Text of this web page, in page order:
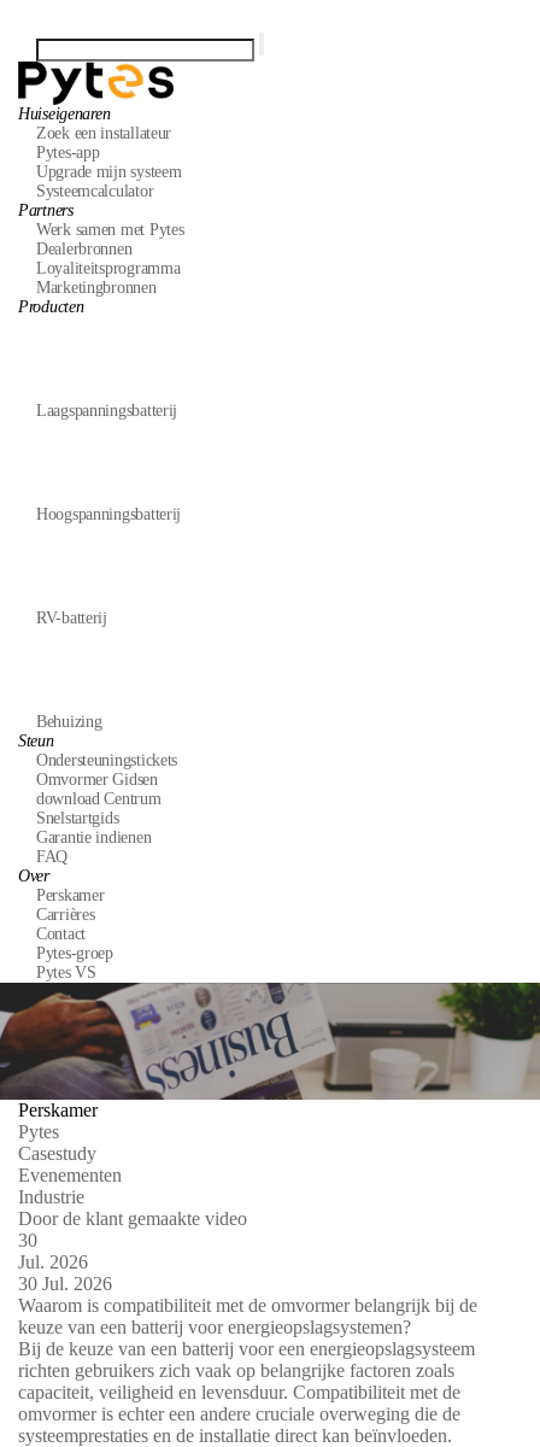
Huiseigenaren
Zoek een installateur
Pytes-app
Upgrade mijn systeem
Systeemcalculator
Partners
Werk samen met Pytes
Dealerbronnen
Loyaliteitsprogramma
Marketingbronnen
Producten
Laagspanningsbatterij
Hoogspanningsbatterij
RV-batterij
Behuizing
Steun
Ondersteuningstickets
Omvormer Gidsen
download Centrum
Snelstartgids
Garantie indienen
FAQ
Over
Perskamer
Carrières
Contact
Pytes-groep
Pytes VS
Perskamer
Pytes
Casestudy
Evenementen
Industrie
Door de klant gemaakte video
30
Jul. 2026
30 Jul. 2026
Waarom is compatibiliteit met de omvormer belangrijk bij de
keuze van een batterij voor energieopslagsystemen?
Bij de keuze van een batterij voor een energieopslagsysteem
richten gebruikers zich vaak op belangrijke factoren zoals
capaciteit, veiligheid en levensduur. Compatibiliteit met de
omvormer is echter een andere cruciale overweging die de
systeemprestaties en de installatie direct kan beïnvloeden.